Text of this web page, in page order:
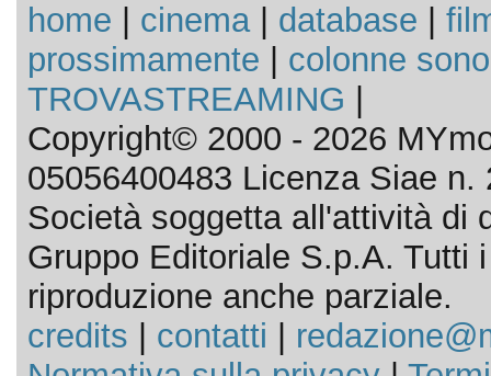
home cinema| database
prossimamente
colonne
TROVASTREAMING
Copyright© 2000 - 2026
05056400483 Licenza Siae n.
Società soggetta all'attività di
Gruppo Editoriale S.p.A. Tutti
riproduzione anche parziale.
credits
contatti